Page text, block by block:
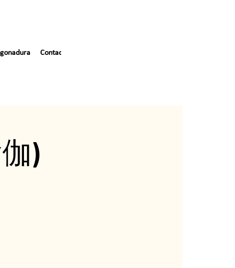
Contacto
)